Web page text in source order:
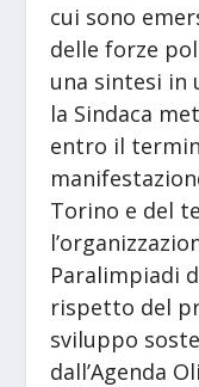
cui sono
delle forze
una sintesi in
la Sindaca
entro il
Torino e del
Paralimpiadi
rispetto del
sviluppo
dall’Agenda